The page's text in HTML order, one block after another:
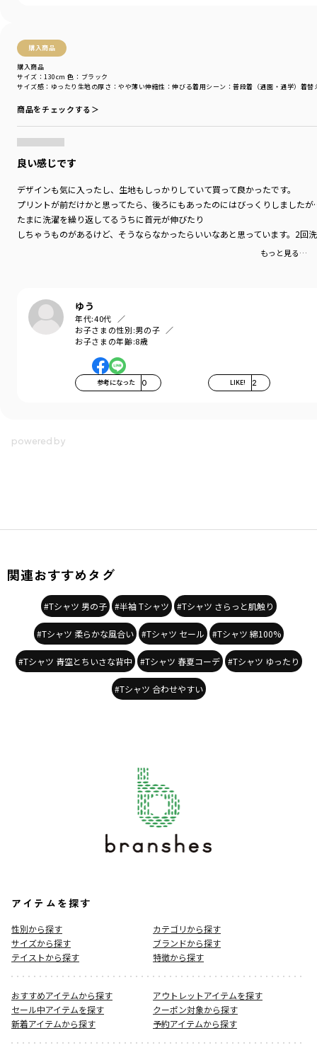
購入商品
購入商品
サイズ感 ：ゆったり 生地の厚さ ：やや薄い伸縮性 ：伸びる着用シーン ：普段着（通園・通学） 着替
サイズ：130cm 色：ブラック
商品をチェックする＞
良い感じです
デザインも気に入ったし、生地もしっかりしていて買って良かったです。
プリントが前だけかと思ってたら、後ろにもあったのにはびっくりしました
たまに洗濯を繰り返してるうちに首元が伸びたり
しちゃうものがあるけど、そうならなかったらいいなあと思っています。2回
もっと見る…
ゆう
年代:40代
お子さまの性別:男の子
お子さまの年齢:8歳
参考になった 0 LIKE! 2
関連おすすめタグ
#Tシャツ 男の子 #半袖 Tシャツ #Tシャツ さらっと肌触り
#Tシャツ 柔らかな風合い #Tシャツ セール #Tシャツ 綿100%
#Tシャツ 青空とちいさな背中 #Tシャツ 春夏コーデ #Tシャツ ゆったり
#Tシャツ 合わせやすい
アイテムを探す
性別から探す
カテゴリから探す
サイズから探す
ブランドから探す
テイストから探す
特徴から探す
おすすめアイテムから探す
アウトレットアイテムを探す
セール中アイテムを探す
クーポン対象から探す
新着アイテムから探す
予約アイテムから探す